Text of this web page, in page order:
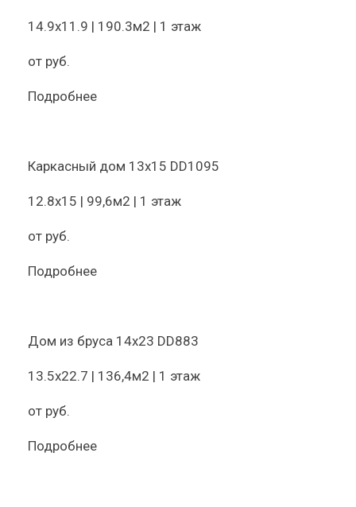
14.9х11.9 | 190.3м2 | 1 этаж
от руб.
Подробнее
Каркасный дом 13х15 DD1095
12.8х15 | 99,6м2 | 1 этаж
от руб.
Подробнее
Дом из бруса 14х23 DD883
13.5х22.7 | 136,4м2 | 1 этаж
от руб.
Подробнее